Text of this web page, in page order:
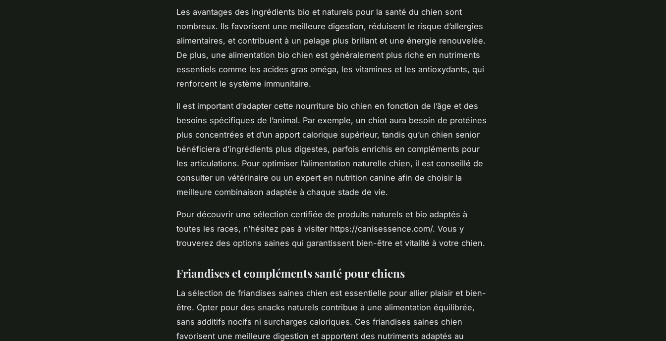
Les avantages des ingrédients bio et naturels pour la santé du chien sont
nombreux. Ils favorisent une meilleure digestion, réduisent le risque d’allergies
alimentaires, et contribuent à un pelage plus brillant et une énergie renouvelée.
De plus, une alimentation bio chien est généralement plus riche en nutriments
essentiels comme les acides gras oméga, les vitamines et les antioxydants, qui
renforcent le système immunitaire.
Il est important d’adapter cette nourriture bio chien en fonction de l’âge et des
besoins spécifiques de l’animal. Par exemple, un chiot aura besoin de protéines
plus concentrées et d’un apport calorique supérieur, tandis qu’un chien senior
bénéficiera d’ingrédients plus digestes, parfois enrichis en compléments pour
les articulations. Pour optimiser l’alimentation naturelle chien, il est conseillé de
consulter un vétérinaire ou un expert en nutrition canine afin de choisir la
meilleure combinaison adaptée à chaque stade de vie.
Pour découvrir une sélection certifiée de produits naturels et bio adaptés à
toutes les races, n’hésitez pas à visiter https://canisessence.com/. Vous y
trouverez des options saines qui garantissent bien-être et vitalité à votre chien.
Friandises et compléments santé pour chiens
La sélection de friandises saines chien est essentielle pour allier plaisir et bien-
être. Opter pour des snacks naturels contribue à une alimentation équilibrée,
sans additifs nocifs ni surcharges caloriques. Ces friandises saines chien
favorisent une meilleure digestion et apportent des nutriments adaptés au